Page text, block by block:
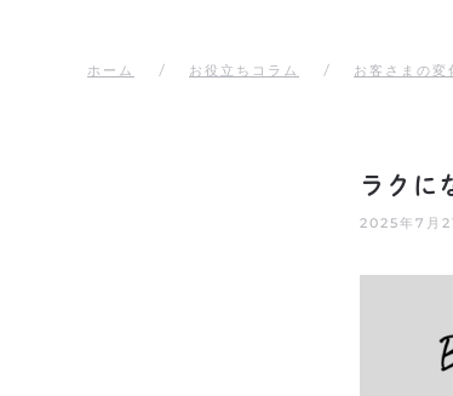
ホーム お役立ちコラム お客さまの変
ラクに
2025年7月